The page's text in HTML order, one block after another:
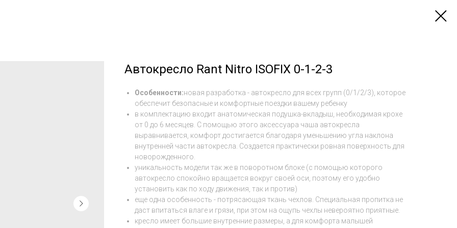
Автокресло Rant Nitro ISOFIX 0-1-2-3
Особенности:новая разработка - автокресло для всех групп (0/1/2/3), которое
обеспечит безопасные и комфортные поездки вашему ребенку
в комплектацию входит анатомическая подушка-вкладыш, необходимая крохе
от 0 до 6 месяцев. С помощью этого аксессуара чаша автокресла
выравнивается, комфорт достигается благодаря уменьшению угла наклона
внутренней части автокресла. Создается практически ровная поверхность для
новорожденного.
уникальность модели так же в поворотном блоке (с помощью которого
автокресло спокойно вращается вокруг своей оси, поэтому его удобно
установить как по ходу движения, так и против)
еще одна особенность - потрясающая ткань чехлов. Специальная пропитка не
даст впитаться влаге и грязи, при этом на ощупь чехлы невероятно приятные.
кресло имеет большие внутренние размеры, а для комфорта малышей